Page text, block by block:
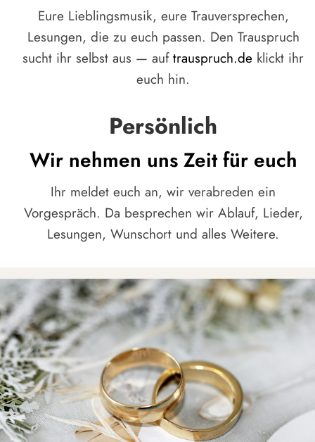
Eure Lieblingsmusik, eure Trauversprechen,
Lesungen, die zu euch passen. Den Trauspruch
sucht ihr selbst aus — auftrauspruch.de klickt ihr
euch hin.
Persönlich
Wir nehmen uns Zeit für euch
Ihr meldet euch an, wir verabreden ein
Vorgespräch. Da besprechen wir Ablauf, Lieder,
Lesungen, Wunschort und alles Weitere.